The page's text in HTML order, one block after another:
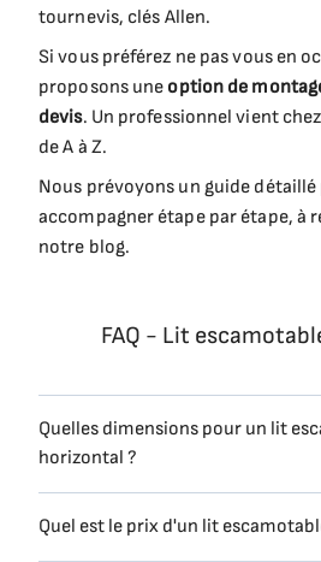
tournevis, clés Allen.
Si vous préférez ne pas vous en
proposons une option de
devis. Un professionnel vient
de A à Z.
Nous prévoyons un guide
accompagner étape par étape, à
notre blog.
FAQ - Lit
Quelles dimensions pour un lit
horizontal ?
Quel est le prix d'un lit